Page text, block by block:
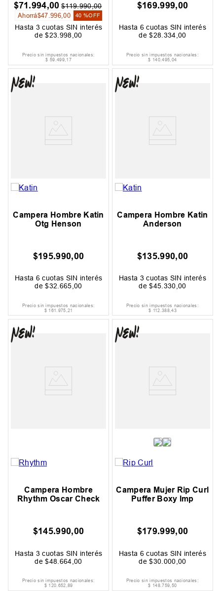
$71.994,00 $119.990,00
Ahorrá$47 .996 ,00 40 %OFF
Hasta 3 cuotas SIN interés
de$23 998 ,00
Precio sin impuestos nacionales:
$ 59.499,17
$169.999,00
Hasta 6 cuotas SIN interés
de$28 334 00
Precio sin impuestos nacionales:
$ 140.495,04
Campera Hombre Katin
Otg Henson
$195.990,00
Hasta 6 cuotas SIN interés
de$32 665 ,00
Precio sin impuestos nacionales:
$ 161.975,21
Campera Hombre Katin
Anderson
$135.990,00
Hasta 3cuotas SIN interés
de$45 330 00
Precio sin impuestos nacionales:
$ 112.388,43
Campera Hombre
Rhythm Oscar Check
$145.990,00
Hasta 3 cuotas SIN interés
de$48 664 ,00
Precio sin impuestos nacionales:
$ 120.652,89
Campera Mujer Rip Curl
Puffer Boxy Imp
$179.999,00
Hasta 6 cuotas SIN interés
de$30 000 00
Precio sin impuestos nacionales:
$ 148.759,50